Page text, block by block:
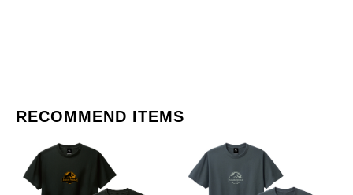
RECOMMEND ITEMS